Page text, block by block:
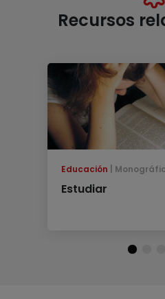
Recursos
Educación
Estudiar